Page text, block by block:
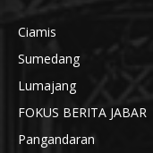
Ciamis
Sumedang
Lumajang
FOKUS BERITA JABAR
Pangandaran